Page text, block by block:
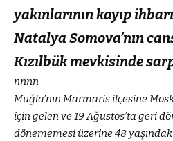
yakınlarının kayıp
Natalya Somova’nın
Kızılbük mevkisinde
nnnn
Muğla’nın Marmaris ilçesine
için gelen ve 19 Ağustos’ta geri
dönememesi üzerine 48